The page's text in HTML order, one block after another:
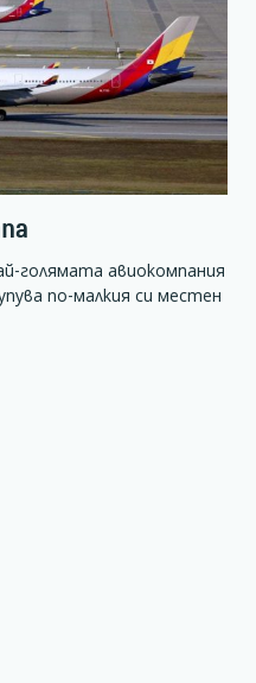
голямата авиокомпания
по-малкия си местен